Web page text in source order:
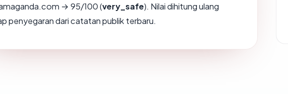
→ 95/100 (very_safe). Nilai dihitung ulang
penyegaran dari catatan publik terbaru.